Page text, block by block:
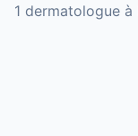
1 dermatologue